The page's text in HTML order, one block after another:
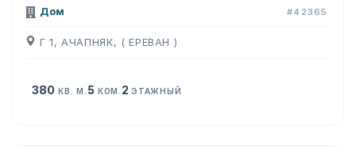
Дом #42365
Г 1, АЧАПНЯК, ( ЕРЕВАН )
380 КВ. М. 5 КОМ. 2ЭТАЖНЫЙ